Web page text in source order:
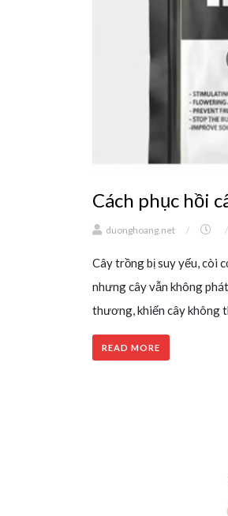
Cách phục hồi
duonghoang.net / /
Cây trồng bị suy yếu, còi
nhưng cây vẫn không
thương, khiến cây không
READ MORE